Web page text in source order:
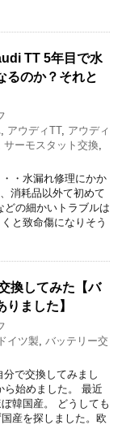
TT 5年目で水
るのか？それと
アウディTT, アウディ
サーモスタット交換
・水漏れ修理にかか
消耗品以外て初めて
どの細かいトラブルは
と致命傷になりそう
換してみた【バ
ました】
ドイツ製
バッテリー交
で交換してみまし
ら始めました。 最近
韓国産。 どうしても
産を探しました。欧